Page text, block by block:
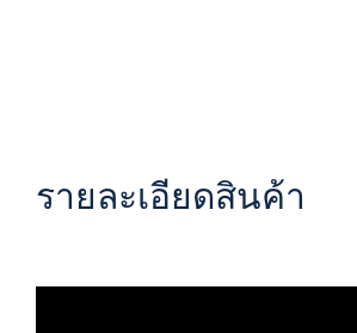
รายละเอียดสินค้า